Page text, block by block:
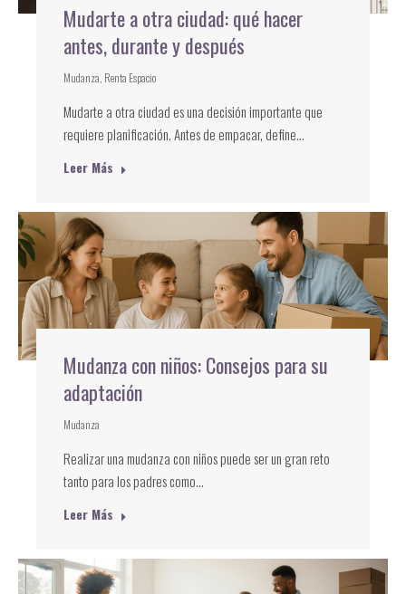
Mudarte a otra ciudad: qué hacer
antes, durante y después
Mudanza Renta Espacio
Mudarte a otra ciudad es una decisión importante que
requiere planificación. Antes de empacar, define…
Leer Más
Mudanza con niños: Consejos para su
adaptación
Mudanza
Realizar una mudanza con niños puede ser un gran reto
tanto para los padres como…
Leer Más